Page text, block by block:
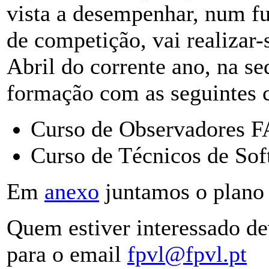
vista a desempenhar, num
de competição, vai
Abril do corrente ano, na
formação com as seguintes
Curso de Observadores
Curso de Técnicos de
Em anexo juntamos o
Quem estiver interessado
para o email fpvl@fpvl.pt